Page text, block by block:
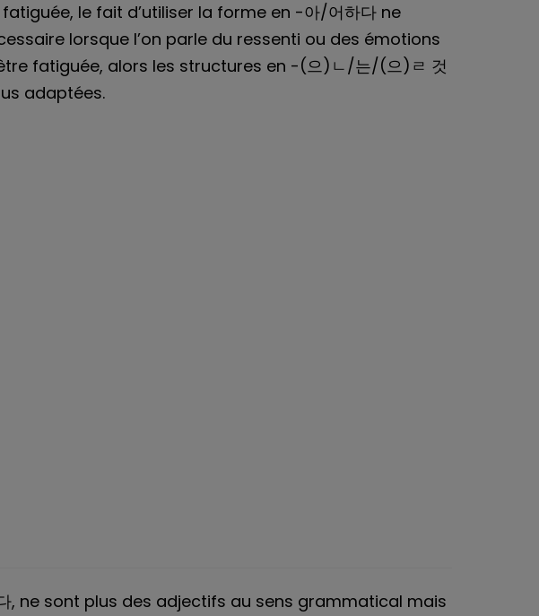
le fait d’utiliser la forme en -아/어하다 ne
lorsque l’on parle du ressenti ou des émotions
fatiguée, alors les structures en -(으)ㄴ/는/(으)ㄹ 것
adaptées.
, ne sont plus des adjectifs au sens grammatical mais